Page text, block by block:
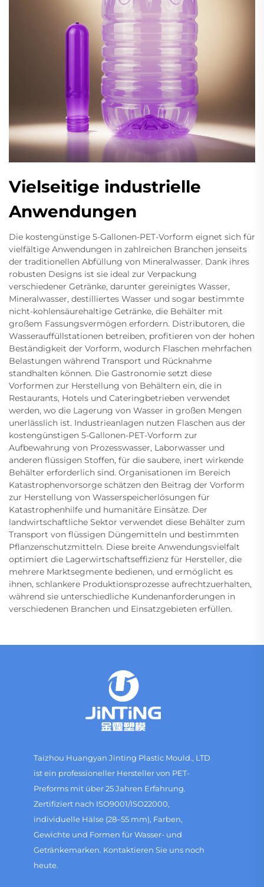
Vielseitige industrielle
Anwendungen
Die kostengünstige 5-Gallonen-PET-Vorform eignet sich für
vielfältige Anwendungen in zahlreichen Branchen jenseits
der traditionellen Abfüllung von Mineralwasser. Dank ihres
robusten Designs ist sie ideal zur Verpackung
verschiedener Getränke, darunter gereinigtes Wasser,
Mineralwasser, destilliertes Wasser und sogar bestimmte
nicht-kohlensäurehaltige Getränke, die Behälter mit
großem Fassungsvermögen erfordern. Distributoren, die
Wasserauffüllstationen betreiben, profitieren von der hohen
Beständigkeit der Vorform, wodurch Flaschen mehrfachen
Belastungen während Transport und Rücknahme
standhalten können. Die Gastronomie setzt diese
Vorformen zur Herstellung von Behältern ein, die in
Restaurants, Hotels und Cateringbetrieben verwendet
werden, wo die Lagerung von Wasser in großen Mengen
unerlässlich ist. Industrieanlagen nutzen Flaschen aus der
kostengünstigen 5-Gallonen-PET-Vorform zur
Aufbewahrung von Prozesswasser, Laborwasser und
anderen flüssigen Stoffen, für die saubere, inert wirkende
Behälter erforderlich sind. Organisationen im Bereich
Katastrophenvorsorge schätzen den Beitrag der Vorform
zur Herstellung von Wasserspeicherlösungen für
Katastrophenhilfe und humanitäre Einsätze. Der
landwirtschaftliche Sektor verwendet diese Behälter zum
Transport von flüssigen Düngemitteln und bestimmten
Pflanzenschutzmitteln. Diese breite Anwendungsvielfalt
optimiert die Lagerwirtschaftseffizienz für Hersteller, die
mehrere Marktsegmente bedienen, und ermöglicht es
ihnen, schlankere Produktionsprozesse aufrechtzuerhalten,
während sie unterschiedliche Kundenanforderungen in
verschiedenen Branchen und Einsatzgebieten erfüllen.
Taizhou Huangyan Jinting Plastic Mould., LTD
ist ein professioneller Hersteller von PET-
Preforms mit über 25 Jahren Erfahrung.
Zertifiziert nach ISO9001/ISO22000,
individuelle Hälse (28–55 mm), Farben,
Gewichte und Formen für Wasser- und
Getränkemarken. Kontaktieren Sie uns noch
heute.